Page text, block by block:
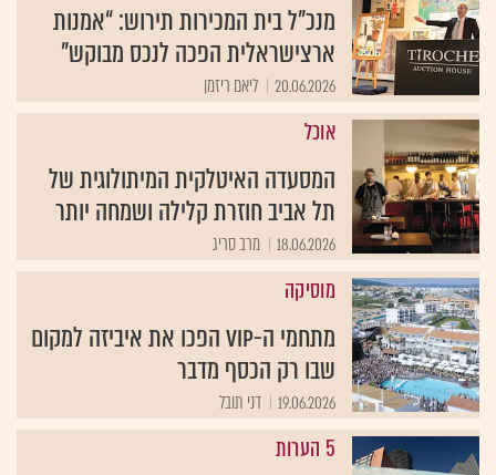
מנכ”ל בית המכירות תירוש: “אמנות
ארצישראלית הפכה לנכס מבוקש”
20.06.2026 ליאם ריזמן
אוכל
המסעדה האיטלקית המיתולוגית של
תל אביב חוזרת קלילה ושמחה יותר
18.06.2026 מרב סריג
מוסיקה
מתחמי ה-VIP הפכו את איביזה למקום
שבו רק הכסף מדבר
19.06.2026 דני תובל
5 הערות